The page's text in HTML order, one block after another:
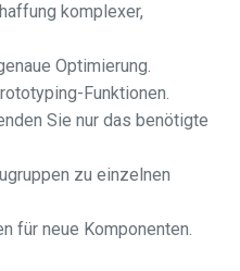
komplexer,
Optimierung.
Funktionen.
Sie nur das benötigte
zu einzelnen
für neue Komponenten.